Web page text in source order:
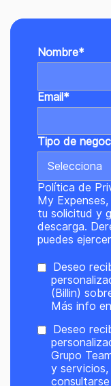
Nombre*
Email*
Tipo de
Política de
My
tu solicitud y
descarga.
puedes
Deseo
(Billin)
Más info en
Deseo
Grupo
y